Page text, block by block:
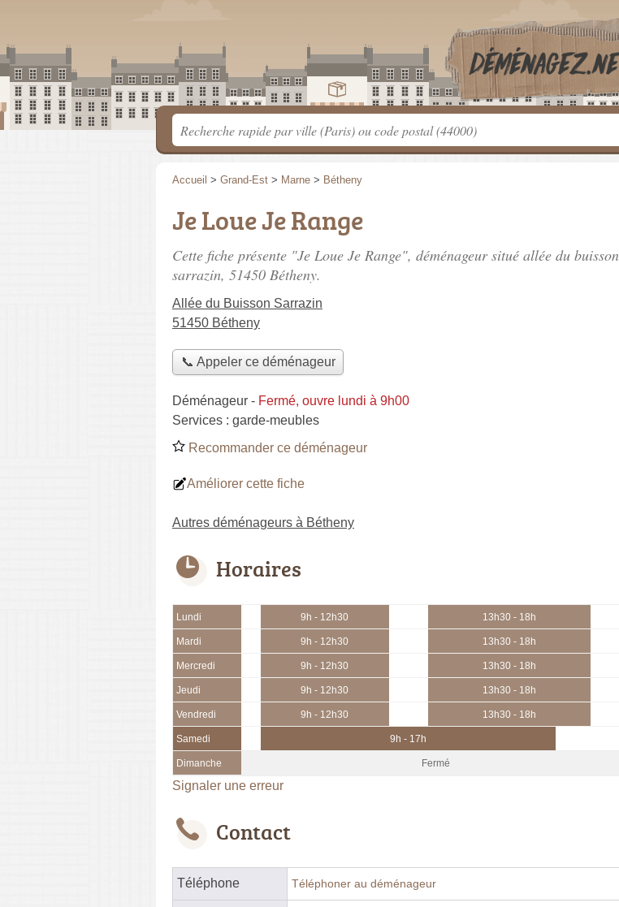
Accueil > Grand-Est > Marne > Bétheny
Je Loue Je Range
Cette fiche présente "Je Loue Je Range", déménageur situé allée du buisson
sarrazin, 51450 Bétheny.
Allée du Buisson Sarrazin
51450 Bétheny
📞 Appeler ce déménageur
Déménageur - Fermé, ouvre lundi à 9h00
Services : garde-meubles
Recommander ce déménageur
Améliorer cette fiche
Autres déménageurs à Bétheny
Horaires
Lundi 9h - 12h30 13h30 - 18h
Mardi 9h - 12h30 13h30 - 18h
Mercredi 9h - 12h30 13h30 - 18h
Jeudi 9h - 12h30 13h30 - 18h
Vendredi 9h - 12h30 13h30 - 18h
Samedi 9h - 17h
Dimanche Fermé
Signaler une erreur
Contact
Téléphone Téléphoner au déménageur